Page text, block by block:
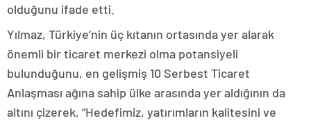
olduğunu ifade etti.
Yılmaz, Türkiye’nin üç kıtanın ortasında yer alarak
önemli bir ticaret merkezi olma potansiyeli
bulunduğunu, en gelişmiş 10 Serbest Ticaret
Anlaşması ağına sahip ülke arasında yer aldığının da
altını çizerek, “Hedefimiz, yatırımların kalitesini ve